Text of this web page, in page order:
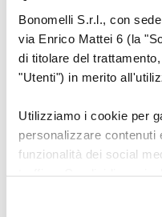
Bonomelli S.r.l., con
via Enrico Mattei 6 (la
di titolare del
"Utenti") in merito
Utilizziamo i cookie per
personalizzare contenuti
funzionalità dei social
di analisi dei dati web,